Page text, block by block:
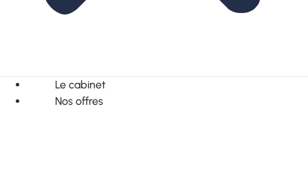
Le cabinet
Nos offres